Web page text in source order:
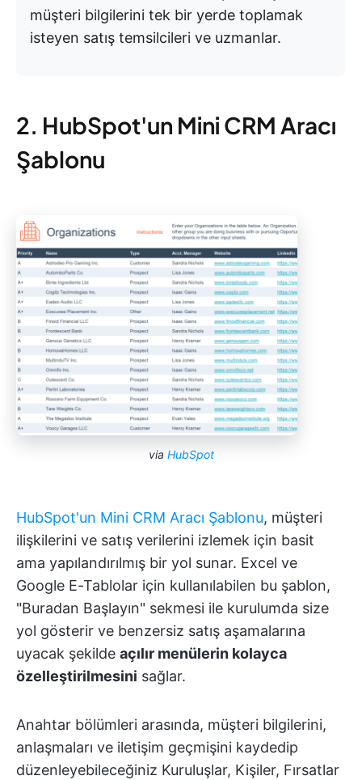
müşteri bilgilerini tek bir yerde toplamak
isteyen satış temsilcileri ve uzmanlar.
2. HubSpot'un Mini CRM Aracı
Şablonu
via HubSpot
HubSpot'un Mini CRM Aracı Şablonu, müşteri
ilişkilerini ve satış verilerini izlemek için basit
ama yapılandırılmış bir yol sunar. Excel ve
Google E-Tablolar için kullanılabilen bu şablon,
"Buradan Başlayın" sekmesi ile kurulumda size
yol gösterir ve benzersiz satış aşamalarına
uyacak şekilde açılır menülerin kolayca
özelleştirilmesini sağlar.
Anahtar bölümleri arasında, müşteri bilgilerini,
anlaşmaları ve iletişim geçmişini kaydedip
düzenleyebileceğiniz Kuruluşlar, Kişiler, Fırsatlar